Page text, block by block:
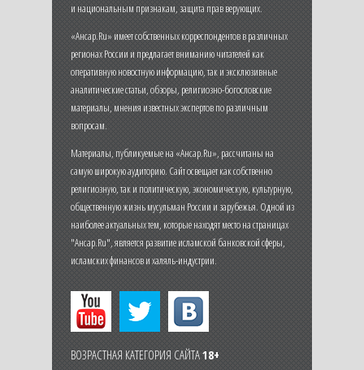
и национальным признакам, защита прав верующих.
«Ансар.Ru» имеет собственных корреспондентов в различных
регионах России и предлагает вниманию читателей как
оперативную новостную информацию, так и эксклюзивные
аналитические статьи, обзоры, религиозно-богословские
материалы, мнения известных экспертов по различным
вопросам.
Материалы, публикуемые на «Ансар.Ru», рассчитаны на
самую широкую аудиторию. Сайт освещает как собственно
религиозную, так и политическую, экономическую, культурную,
общественную жизнь мусульман России и зарубежья. Одной из
наиболее актуальных тем, которые находят место на страницах
"Ансар.Ru", является развитие исламской банковской сферы,
исламских финансов и халяль-индустрии.
ВОЗРАСТНАЯ КАТЕГОРИЯ САЙТА18+